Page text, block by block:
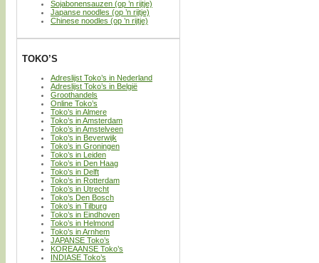
Sojabonensauzen (op ’n rijtje)
Japanse noodles (op ’n rijtje)
Chinese noodles (op ’n rijtje)
TOKO’S
Adreslijst Toko’s in Nederland
Adreslijst Toko’s in België
Groothandels
Online Toko’s
Toko’s in Almere
Toko’s in Amsterdam
Toko’s in Amstelveen
Toko’s in Beverwijk
Toko’s in Groningen
Toko’s in Leiden
Toko’s in Den Haag
Toko’s in Delft
Toko’s in Rotterdam
Toko’s in Utrecht
Toko’s Den Bosch
Toko’s in Tilburg
Toko’s in Eindhoven
Toko’s in Helmond
Toko’s in Arnhem
JAPANSE Toko’s
KOREAANSE Toko’s
INDIASE Toko’s